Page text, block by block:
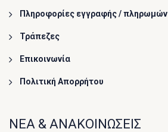
Πληροφορίες εγγραφής / πληρωμών
Τράπεζες
Επικοινωνία
Πολιτική Απορρήτου
ΝΕΑ & ΑΝΑΚΟΙΝΩΣΕΙΣ